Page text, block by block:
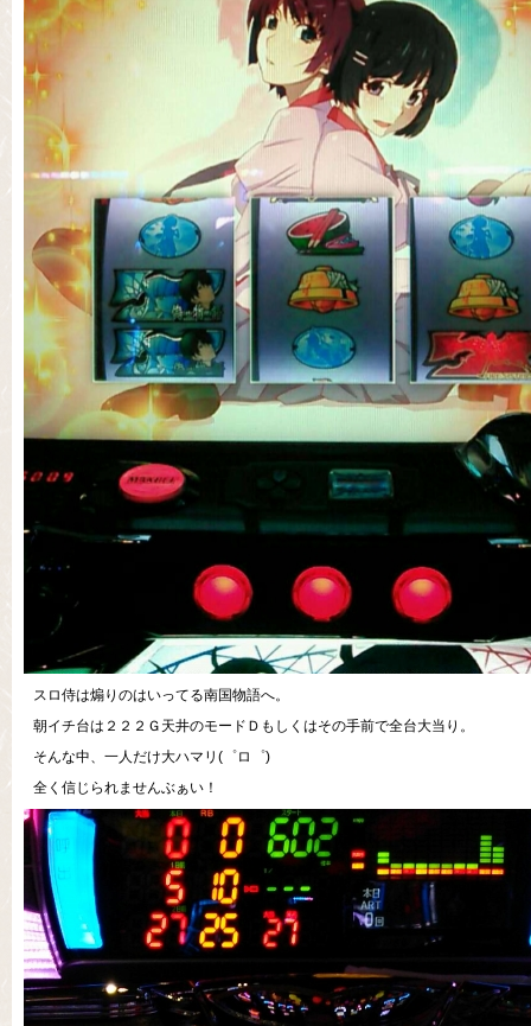
スロ侍は煽りのはいってる南国物語へ。
朝イチ台は２２２Ｇ天井のモードＤもしくはその手前で全台大当り。
そんな中、一人だけ大ハマリ(゜ロ゜)
全く信じられませんぶぁい！